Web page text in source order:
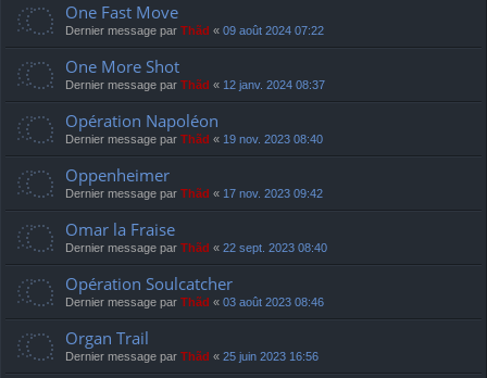
One Fast Move
Dernier message par Thãd « 09 août 2024 07:22
One More Shot
Dernier message par Thãd « 12 janv. 2024 08:37
Opération Napoléon
Dernier message par Thãd « 19 nov. 2023 08:40
Oppenheimer
Dernier message par Thãd « 17 nov. 2023 09:42
Omar la Fraise
Dernier message par Thãd « 22 sept. 2023 08:40
Opération Soulcatcher
Dernier message par Thãd « 03 août 2023 08:46
Organ Trail
Dernier message par Thãd « 25 juin 2023 16:56